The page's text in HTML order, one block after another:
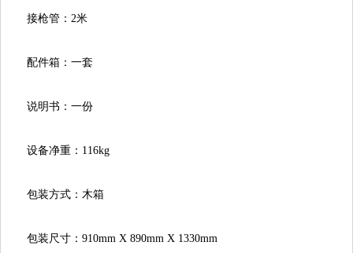
接枪管：2米
配件箱：一套
说明书：一份
设备净重：116kg
包装方式：木箱
包装尺寸：910mmX890mmX1330mm